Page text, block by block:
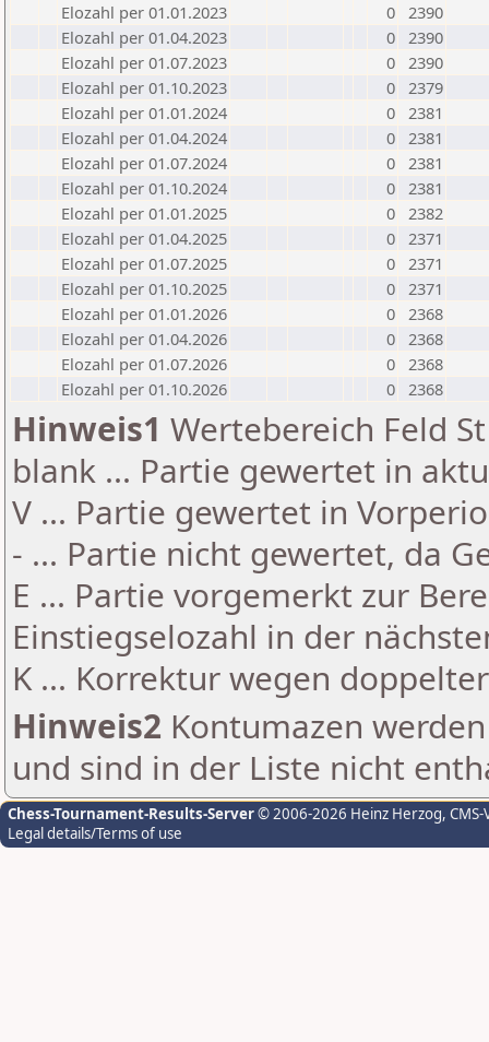
Elozahl per 01.01.2023
0 2390
Elozahl per 01.04.2023
0 2390
Elozahl per 01.07.2023
0 2390
Elozahl per 01.10.2023
0 2379
Elozahl per 01.01.2024
0 2381
Elozahl per 01.04.2024
0 2381
Elozahl per 01.07.2024
0 2381
Elozahl per 01.10.2024
0 2381
Elozahl per 01.01.2025
0 2382
Elozahl per 01.04.2025
0 2371
Elozahl per 01.07.2025
0 2371
Elozahl per 01.10.2025
0 2371
Elozahl per 01.01.2026
0 2368
Elozahl per 01.04.2026
0 2368
Elozahl per 01.07.2026
0 2368
Elozahl per 01.10.2026
0 2368
Hinweis1 Wertebereich Feld
blank ... Partie gewertet in
V ... Partie gewertet in
- ... Partie nicht gewertet, da
E ... Partie vorgemerkt zur
Einstiegselozahl in der
K ... Korrektur wegen
Hinweis2 Kontumazen
und sind in der Liste nicht
Chess-Tournament-Results-Server© 2006-2026 Heinz Herzog,
Legal details/Terms of use